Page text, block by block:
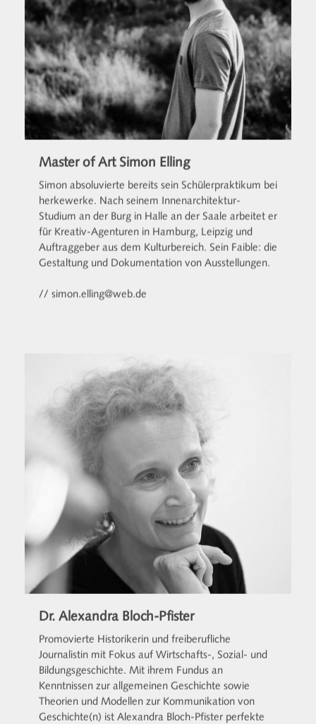
Master of Art Simon Elling
Simon absoluvierte bereits sein Schülerpraktikum bei
herkewerke. Nach seinem Innenarchitektur-
Studium an der Burg in Halle an der Saale arbeitet er
für Kreativ-Agenturen in Hamburg, Leipzig und
Auftraggeber aus dem Kulturbereich. Sein Faible: die
Gestaltung und Dokumentation von Ausstellungen.
// simon.elling@web.de
Dr. Alexandra Bloch-Pfister
Promovierte Historikerin und freiberufliche
Journalistin mit Fokus auf Wirtschafts-, Sozial- und
Bildungsgeschichte. Mit ihrem Fundus an
Kenntnissen zur allgemeinen Geschichte sowie
Theorien und Modellen zur Kommunikation von
Geschichte(n) ist Alexandra Bloch-Pfister perfekte